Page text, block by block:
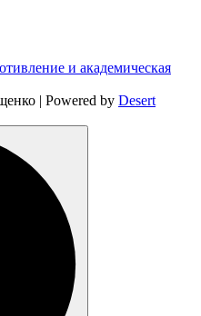
| Powered by Desert